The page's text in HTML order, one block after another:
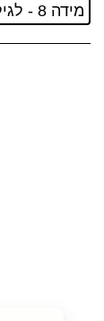
מידה 8 - לגילאי 7-8.